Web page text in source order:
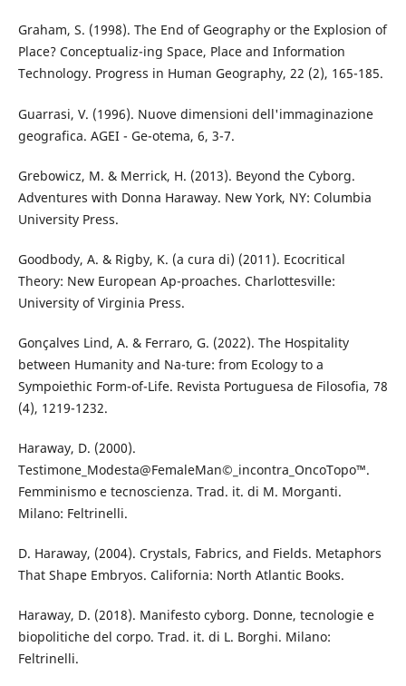
Graham, S. (1998). The End of Geography or the Explosion of
Place? Conceptualiz-ing Space, Place and Information
Technology. Progress in Human Geography, 22 (2), 165-185.
Guarrasi, V. (1996). Nuove dimensioni dell'immaginazione
geografica. AGEI - Ge-otema, 6, 3-7.
Grebowicz, M. & Merrick, H. (2013). Beyond the Cyborg.
Adventures with Donna Haraway. New York, NY: Columbia
University Press.
Goodbody, A. & Rigby, K. (a cura di) (2011). Ecocritical
Theory: New European Ap-proaches. Charlottesville:
University of Virginia Press.
Gonçalves Lind, A. & Ferraro, G. (2022). The Hospitality
between Humanity and Na-ture: from Ecology to a
Sympoiethic Form-of-Life. Revista Portuguesa de Filosofia, 78
(4), 1219-1232.
Haraway, D. (2000).
Testimone_Modesta@FemaleMan©_incontra_OncoTopo™.
Femminismo e tecnoscienza. Trad. it. di M. Morganti.
Milano: Feltrinelli.
D. Haraway, (2004). Crystals, Fabrics, and Fields. Metaphors
That Shape Embryos. California: North Atlantic Books.
Haraway, D. (2018). Manifesto cyborg. Donne, tecnologie e
biopolitiche del corpo. Trad. it. di L. Borghi. Milano:
Feltrinelli.